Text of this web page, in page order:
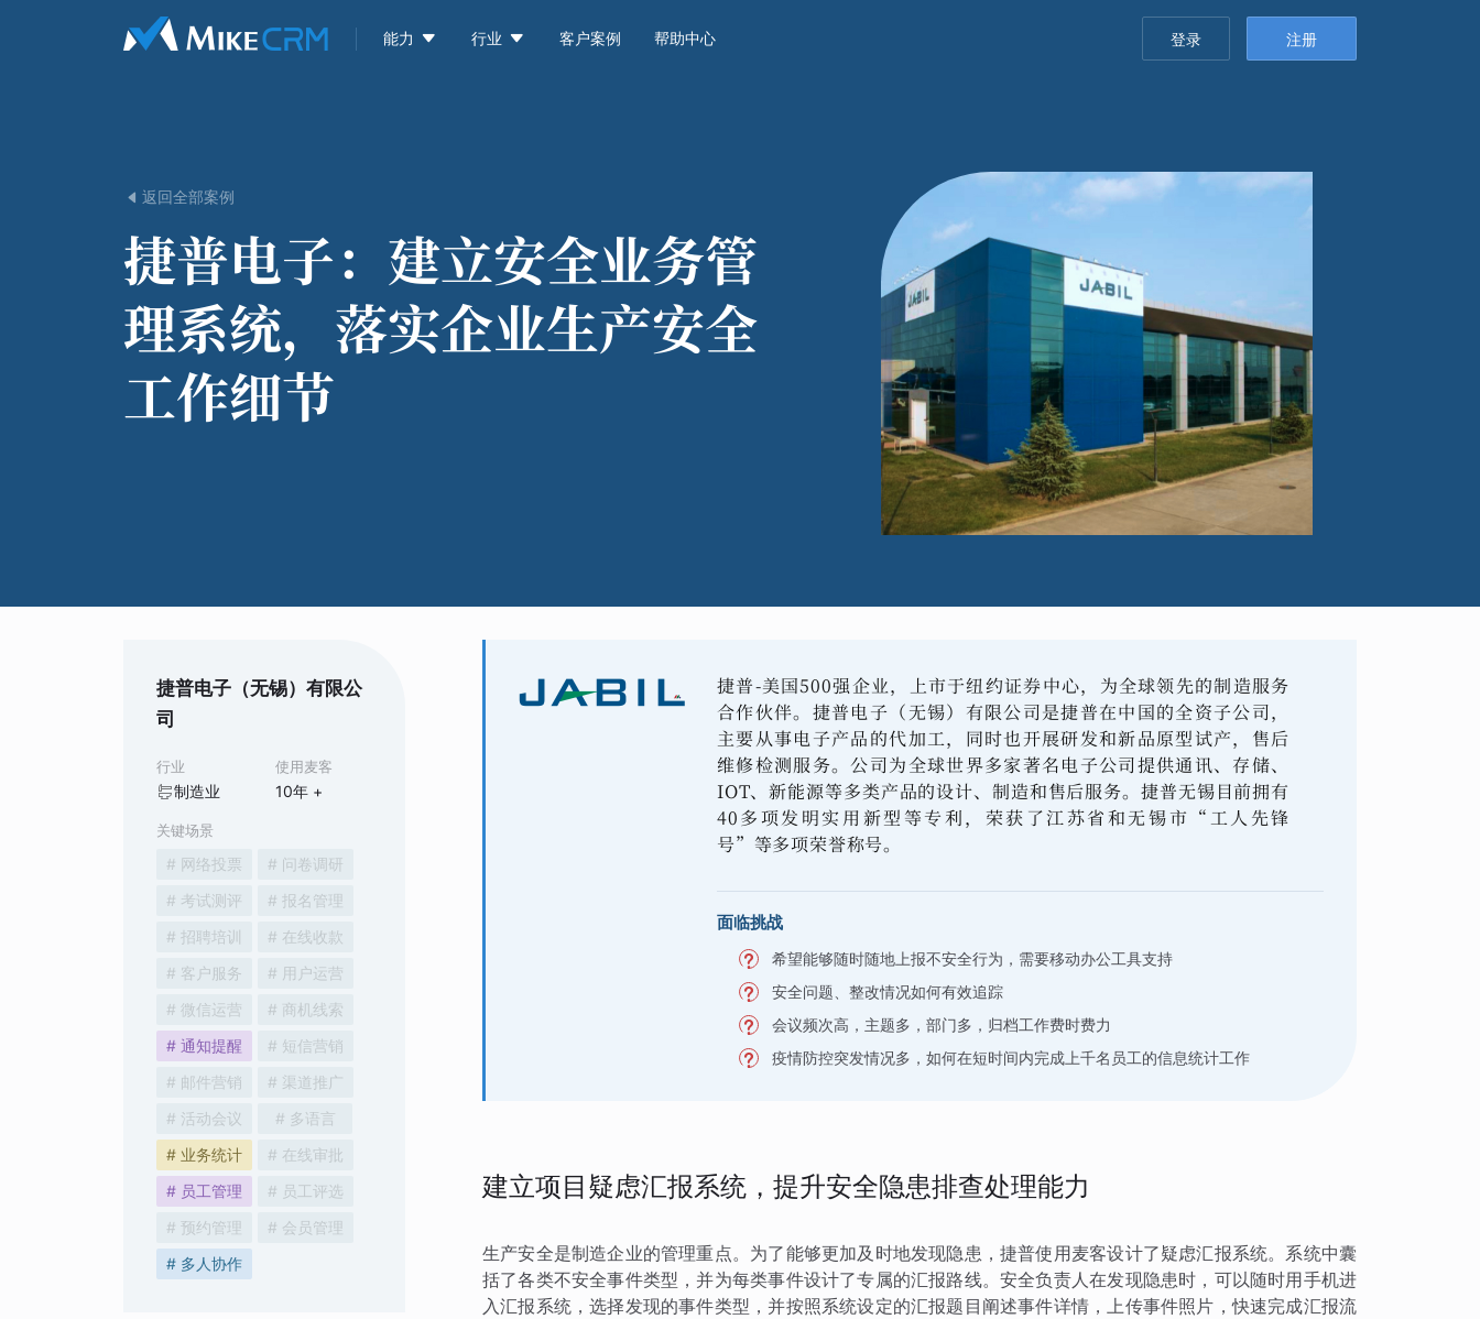
能力  行业  客户案例 帮助中心 登录 注册
 返回全部案例
捷普电子： 建立安全业务管
理系统，落实企业生产安全
工作细节
捷普电子（无锡）有限公
司
行业
制造业
使用麦客
10年 +
关键场景
# 网络投票
# 问卷调研
# 考试测评
# 报名管理
# 招聘培训
# 在线收款
# 客户服务
# 用户运营
# 微信运营
# 商机线索
# 通知提醒
# 短信营销
# 邮件营销
# 渠道推广
# 活动会议
# 多语言
# 业务统计
# 在线审批
# 员工管理
# 员工评选
# 预约管理
# 会员管理
# 多人协作
捷普-美国500强企业，上市于纽约证券中心，为全球领先的制造服务
合作伙伴。捷普电子（无锡）有限公司是捷普在中国的全资子公司，
主要从事电子产品的代加工，同时也开展研发和新品原型试产，售后
维修检测服务。公司为全球世界多家著名电子公司提供通讯、存储、
IOT、新能源等多类产品的设计、制造和售后服务。捷普无锡目前拥有
40多项发明实用新型等专利，荣获了江苏省和无锡市“工人先锋
号”等多项荣誉称号。
面临挑战
希望能够随时随地上报不安全行为，需要移动办公工具支持
安全问题、整改情况如何有效追踪
会议频次高，主题多，部门多，归档工作费时费力
疫情防控突发情况多，如何在短时间内完成上千名员工的信息统计工作
建立项目疑虑汇报系统，提升安全隐患排查处理能力
生产安全是制造企业的管理重点。为了能够更加及时地发现隐患，捷普使用麦客设计了疑虑汇报系统。系统中囊
括了各类不安全事件类型，并为每类事件设计了专属的汇报路线。安全负责人在发现隐患时，可以随时用手机进
入汇报系统，选择发现的事件类型，并按照系统设定的汇报题目阐述事件详情，上传事件照片，快速完成汇报流